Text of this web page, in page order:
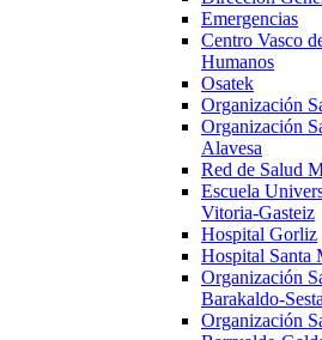
Emergencias
Centro Vasco
Humanos
Osatek
Organización
Organización
Alavesa
Red de Salud
Escuela
Vitoria-Gasteiz
Hospital Gorliz
Hospital Santa
Organización
Barakaldo-
Organización